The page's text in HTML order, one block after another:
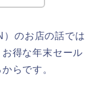
）のお店の話では
得な年末セール
らです。